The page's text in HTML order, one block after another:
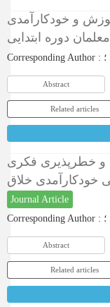
و خودکارآمدی
Corresponding Author :
Abstract
Related articles
و خطرپذیری فکری
خودکارآمدی خلاق
Journal Article
Corresponding Author :
Abstract
Related articles